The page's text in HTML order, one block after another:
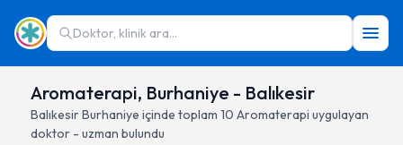
Doktor, klinik ara...
Aromaterapi, Burhaniye - Balıkesir
BalıkesirBurhaniye içinde toplam 10 Aromaterapi uygulayan
doktor - uzman bulundu